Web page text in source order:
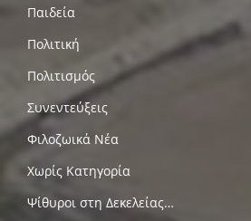
Παιδεία
Πολιτική
Πολιτισμός
Συνεντεύξεις
Φιλοζωικά Νέα
Χωρίς Κατηγορία
Ψίθυροι στη Δεκελείας…